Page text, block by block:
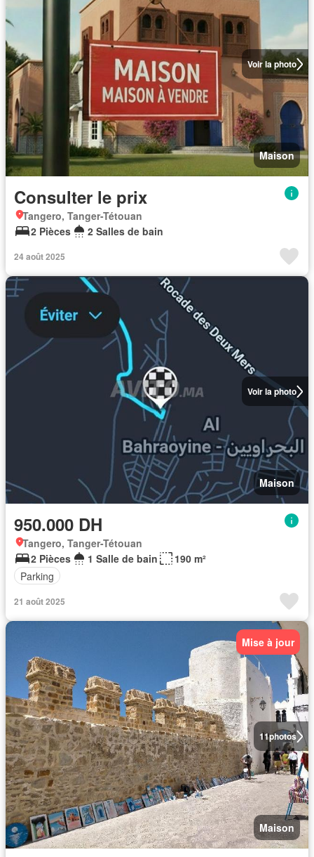
Voir la photo
Maison
Consulter le prix
Tangero, Tanger-Tétouan
2 Pièces
2 Salles de bain
24 août 2025
Voir la photo
Maison
950.000 DH
Tangero, Tanger-Tétouan
2 Pièces
1 Salle de bain
190 m²
Parking
21 août 2025
11photos
Mise à jour
Maison